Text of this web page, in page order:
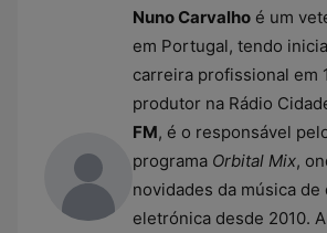
Nuno Carvalho é um
em Portugal, tendo
carreira profissional em
produtor na Rádio
FM, é o responsável
programa Orbital Mix,
novidades da música de
eletrónica desde 2010.